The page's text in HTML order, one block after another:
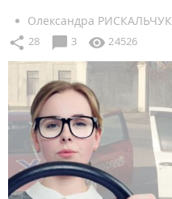
Олександра РИСКАЛЬЧУК
share 28 chat_bubble 3 visibility 24526